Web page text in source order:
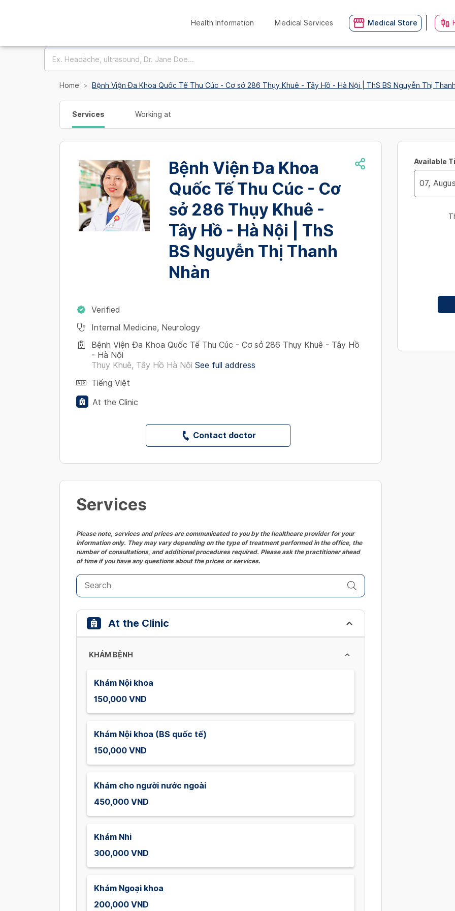
Health Information Medical Services Medical Store
Home Bệnh Viện Đa Khoa Quốc Tế Thu Cúc - Cơ sở 286 Thụy Khuê - Tây Hồ - Hà Nội | ThS BS Nguyễn Thị
Services Working at
Bệnh Viện Đa Khoa
Quốc Tế Thu Cúc - Cơ
sở 286 Thụy Khuê -
Tây Hồ - Hà Nội | ThS
BS Nguyễn Thị Thanh
Nhàn
Verified
Internal Medicine, Neurology
Bệnh Viện Đa Khoa Quốc Tế Thu Cúc - Cơ sở 286 Thụy Khuê - Tây Hồ
- Hà Nội
Thụy Khuê, Tây Hồ Hà Nội See full address
Tiếng Việt
At the Clinic
Contact doctor
Services
Please note, services and prices are communicated to you by the healthcare provider for your
information only. They may vary depending on the type of treatment performed in the office, the
number of consultations, and additional procedures required. Please ask the practitioner ahead
of time if you have any questions about the prices or services.
At the Clinic
KHÁM BỆNH
Khám Nội khoa
150,000 VND
Khám Nội khoa (BS quốc tế)
150,000 VND
Khám cho người nước ngoài
450,000 VND
Khám Nhi
300,000 VND
Khám Ngoại khoa
200,000 VND
Available
Navigate
select